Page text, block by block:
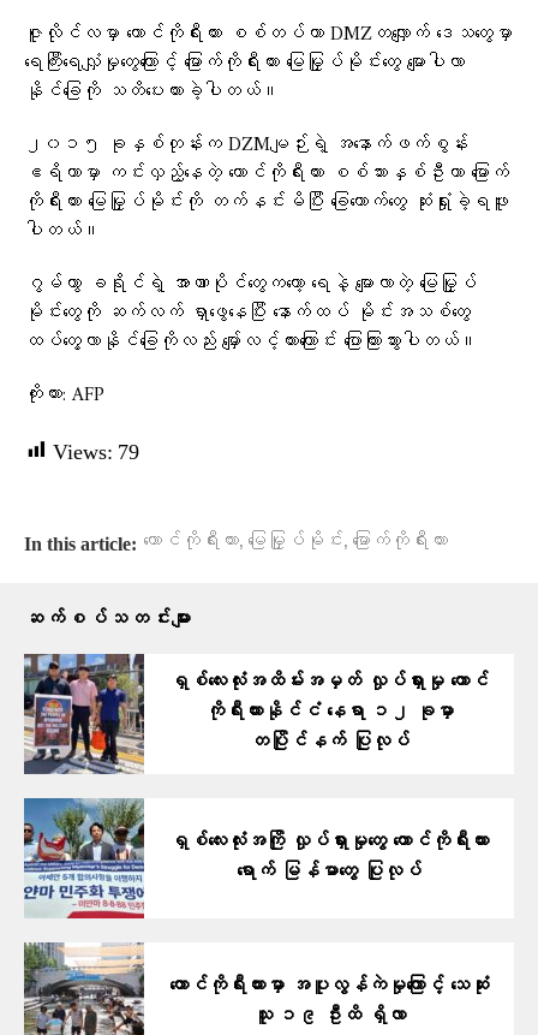
ဇူလိုင်လမှာ တောင်ကိုရီးယား စစ်တပ်ဟာ DMZတလျှောက် ဒေသတွေမှာ
ရေကြီးရေလျှံမှုတွေကြောင့် မြောက်ကိုရီးယား မြေမြှုပ်မိုင်းတွေ မျောပါလာ
နိုင်ခြေကို သတိပေးထားခဲ့ပါတယ်။
၂၀၁၅ ခုနှစ်တုန်းက DZMမျဉ်းရဲ့ အနောက်ဖက်စွန်း
ဧရိယာမှာ ကင်းလှည့်နေတဲ့ တောင်ကိုရီးယား စစ်သားနှစ်ဦးဟာ မြောက်
ကိုရီးယား မြေမြှုပ်မိုင်းကို တက်နင်းမိပြီး ခြေထောက်တွေ ဆုံးရှုံးခဲ့ရဖူး
ပါတယ်။
ဂွမ်ဟွာ ခရိုင်ရဲ့ အာဏာပိုင်တွေကတော့ ရေနဲ့ မျောလာတဲ့ မြေမြှုပ်
မိုင်းတွေကို ဆက်လက် ရှာဖွေနေပြီး နောက်ထပ် မိုင်းအသစ်တွေ
ထပ်တွေ့လာနိုင်ခြေကိုလည်း မျှော်လင့်ထားကြောင်း ပြောကြားသွားပါတယ်။
ကိုးကား: AFP
Views: 79
In this article: တောင်ကိုရီးယား, မြေမြှုပ်မိုင်း, မြောက်ကိုရီးယား
ဆက်စပ်သတင်းများ
ရှစ်လေးလုံးအထိမ်းအမှတ် လှုပ်ရှားမှု တောင်
ကိုရီးယားနိုင်ငံ နေရာ ၁၂ ခုမှာ
တပြိုင်နက် ပြုလုပ်
ရှစ်လေးလုံးအကြို လှုပ်ရှားမှုတွေ တောင်ကိုရီးယား
ရောက် မြန်မာတွေ ပြုလုပ်
တောင်ကိုရီးယားမှာ အပူလွန်ကဲမှုကြောင့် သေဆုံး
သူ ၁၉ ဦးထိ ရှိလာ